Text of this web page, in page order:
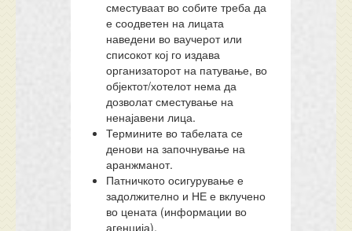
сместуваат во собите треба да
е соодветен на лицата
наведени во ваучерот или
списокот кој го издава
организаторот на патување, во
објектот/хотелот нема да
дозволат сместување на
ненајавени лица.
Термините во табелата се
денови на започнување на
аранжманот.
Патничкото осигурување е
задолжително и НЕ е вклучено
во цената (информации во
агенција).